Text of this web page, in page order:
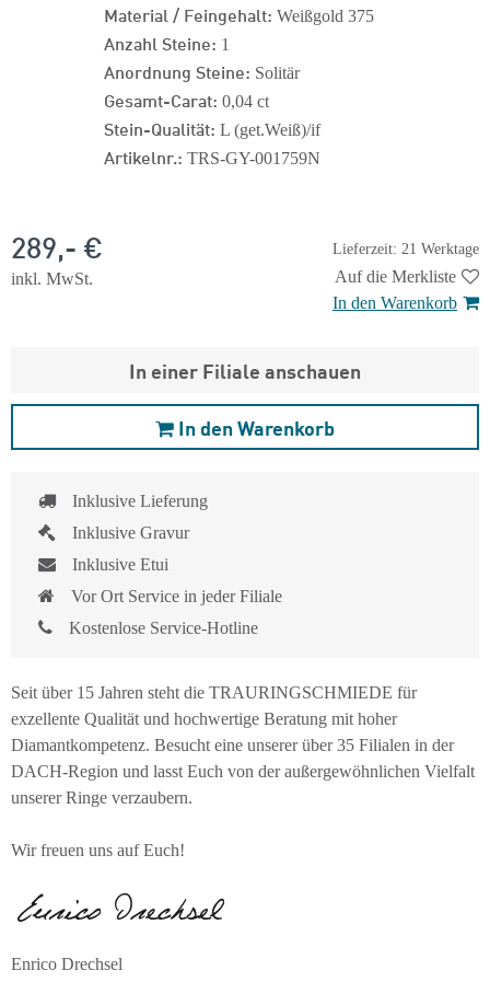
Material / Feingehalt: Weißgold 375
Anzahl Steine: 1
Anordnung Steine: Solitär
Gesamt-Carat: 0,04 ct
Stein-Qualität: L (get.Weiß)/if
Artikelnr.: TRS-GY-001759N
Lieferzeit: 21 Werktage
289,- €
inkl. MwSt.
Auf die Merkliste
In den Warenkorb
In einer Filiale anschauen
In den Warenkorb
Inklusive Lieferung
Inklusive Gravur
Inklusive Etui
Vor Ort Service in jeder Filiale
Kostenlose Service-Hotline
Seit über 15 Jahren steht die TRAURINGSCHMIEDE für
exzellente Qualität und hochwertige Beratung mit hoher
Diamantkompetenz. Besucht eine unserer über 35 Filialen in der
DACH-Region und lasst Euch von der außergewöhnlichen Vielfalt
unserer Ringe verzaubern.
Wir freuen uns auf Euch!
Enrico Drechsel